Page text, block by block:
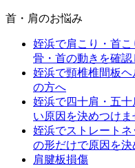
首・肩のお悩み
姪浜で肩こり・首
骨・首の動きを確認
姪浜で頸椎椎間板
の方へ
姪浜で四十肩・五
い原因を決めつけま
姪浜でストレート
の形だけで原因を
肩腱板損傷